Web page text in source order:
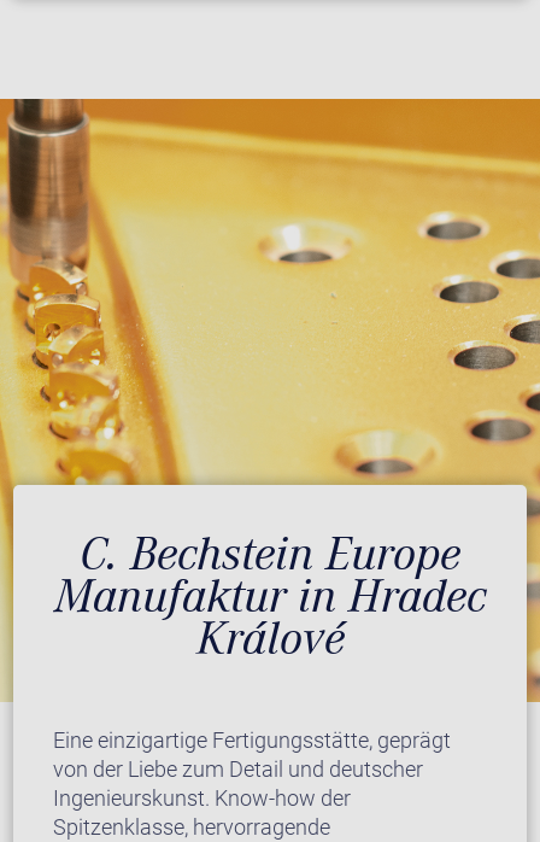
C. Bechstein Europe
Manufaktur in Hradec
Králové
Eine einzigartige Fertigungsstätte, geprägt
von der Liebe zum Detail und deutscher
Ingenieurskunst. Know-how der
Spitzenklasse, hervorragende